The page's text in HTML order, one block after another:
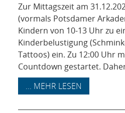
Zur Mittagszeit am
(vormals Potsdamer
Kindern von 10-13 Uhr zu
Kinderbelustigung
Tattoos) ein. Zu 12:00 Uhr
Countdown gestartet.
... MEHR LESEN